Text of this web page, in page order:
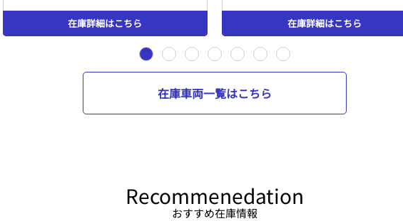
在庫詳細はこちら 在庫詳細はこちら
在庫車両一覧はこちら
Recommenedation
おすすめ在庫情報